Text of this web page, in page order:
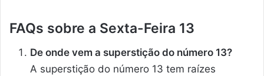
FAQs sobre a Sexta-Feira 13
De onde vem a superstição do número 13?
A superstição do número 13 tem raízes